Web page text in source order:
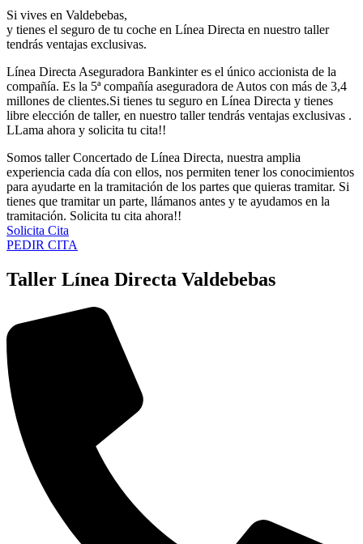
Si vives en Valdebebas,
y tienes el seguro de tu coche en Línea Directa en nuestro taller
tendrás ventajas exclusivas.
Línea Directa Aseguradora Bankinter es el único accionista de la
compañía. Es la 5ª compañía aseguradora de Autos con más de 3,4
millones de clientes.Si tienes tu seguro en Línea Directa y tienes
libre elección de taller, en nuestro taller tendrás ventajas exclusivas .
LLama ahora y solicita tu cita!!
Somos taller Concertado de Línea Directa, nuestra amplia
experiencia cada día con ellos, nos permiten tener los conocimientos
para ayudarte en la tramitación de los partes que quieras tramitar. Si
tienes que tramitar un parte, llámanos antes y te ayudamos en la
tramitación. Solicita tu cita ahora!!
Solicita Cita
PEDIR CITA
Taller Línea Directa Valdebebas